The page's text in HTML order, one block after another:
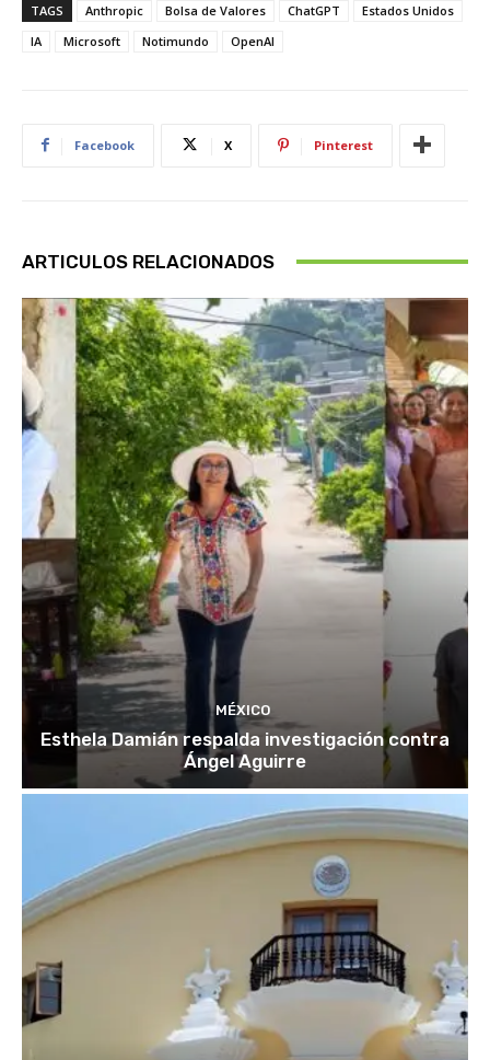
TAGS Anthropic Bolsa de Valores ChatGPT
Estados Unidos
IA
Microsoft Notimundo OpenAI
Facebook X Pinterest
ARTICULOS RELACIONADOS
MÉXICO
Esthela Damián respalda investigación contra
Ángel Aguirre